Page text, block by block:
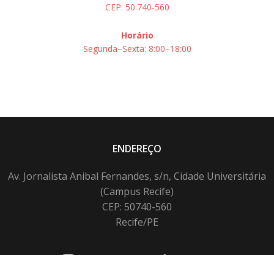
CEP: 50.740-560
Horário
Segunda–Sexta: 8:00–18:00
ENDEREÇO
Av. Jornalista Anibal Fernandes, s/n, Cidade Universitária
(Campus Recife)
CEP: 50740-560
Recife/PE